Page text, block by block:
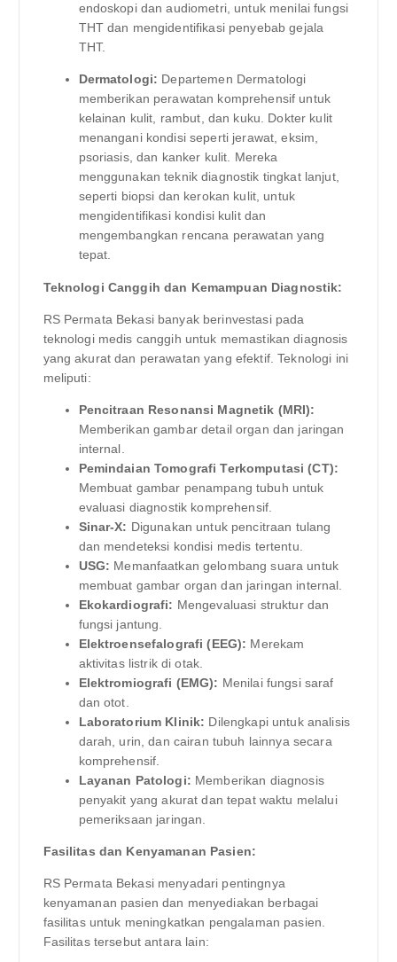
endoskopi dan audiometri, untuk menilai fungsi
THT dan mengidentifikasi penyebab gejala
THT.
Dermatologi: Departemen Dermatologi
memberikan perawatan komprehensif untuk
kelainan kulit, rambut, dan kuku. Dokter kulit
menangani kondisi seperti jerawat, eksim,
psoriasis, dan kanker kulit. Mereka
menggunakan teknik diagnostik tingkat lanjut,
seperti biopsi dan kerokan kulit, untuk
mengidentifikasi kondisi kulit dan
mengembangkan rencana perawatan yang
tepat.
Teknologi Canggih dan Kemampuan Diagnostik:
RS Permata Bekasi banyak berinvestasi pada
teknologi medis canggih untuk memastikan diagnosis
yang akurat dan perawatan yang efektif. Teknologi ini
meliputi:
Pencitraan Resonansi Magnetik (MRI):
Memberikan gambar detail organ dan jaringan
internal.
Pemindaian Tomografi Terkomputasi (CT):
Membuat gambar penampang tubuh untuk
evaluasi diagnostik komprehensif.
Sinar-X: Digunakan untuk pencitraan tulang
dan mendeteksi kondisi medis tertentu.
USG: Memanfaatkan gelombang suara untuk
membuat gambar organ dan jaringan internal.
Ekokardiografi: Mengevaluasi struktur dan
fungsi jantung.
Elektroensefalografi (EEG): Merekam
aktivitas listrik di otak.
Elektromiografi (EMG): Menilai fungsi saraf
dan otot.
Laboratorium Klinik: Dilengkapi untuk analisis
darah, urin, dan cairan tubuh lainnya secara
komprehensif.
Layanan Patologi: Memberikan diagnosis
penyakit yang akurat dan tepat waktu melalui
pemeriksaan jaringan.
Fasilitas dan Kenyamanan Pasien:
RS Permata Bekasi menyadari pentingnya
kenyamanan pasien dan menyediakan berbagai
fasilitas untuk meningkatkan pengalaman pasien.
Fasilitas tersebut antara lain: